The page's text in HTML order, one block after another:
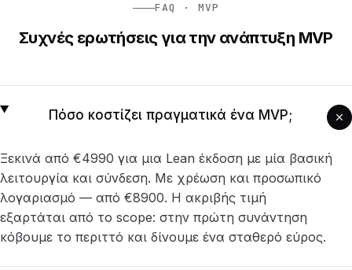
FAQ · MVP
Συχνές ερωτήσεις για την ανάπτυξη MVP
Πόσο κοστίζει πραγματικά ένα MVP;
Ξεκινά από €4990 για μια Lean έκδοση με μία βασική
λειτουργία και σύνδεση. Με χρέωση και προσωπικό
λογαριασμό — από €8900. Η ακριβής τιμή
εξαρτάται από το scope: στην πρώτη συνάντηση
κόβουμε το περιττό και δίνουμε ένα σταθερό εύρος.